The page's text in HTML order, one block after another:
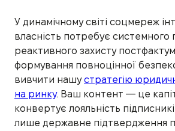
У динамічному світі соцмереж
власність потребує системного
реактивного захисту
формування повноцінної
вивчити нашустратегію
на ринку. Ваш контент — це
конвертує лояльність
лише державне підтвердження